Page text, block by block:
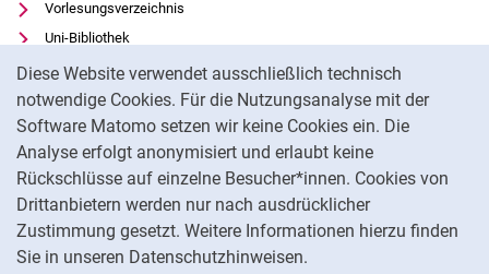
Diese Website verwendet ausschließlich technisch
notwendige Cookies. Für die Nutzungsanalyse mit der
Software Matomo setzen wir keine Cookies ein. Die
Analyse erfolgt anonymisiert und erlaubt keine
Rückschlüsse auf einzelne Besucher*innen. Cookies von
Drittanbietern werden nur nach ausdrücklicher
Zustimmung gesetzt. Weitere Informationen hierzu finden
Sie in unseren Datenschutzhinweisen.
Vorlesungsverzeichnis
Uni-Bibliothek
Moodle
Panopto
Datenschutz
Barrierefreiheit
Transparenter KI-Einsatz